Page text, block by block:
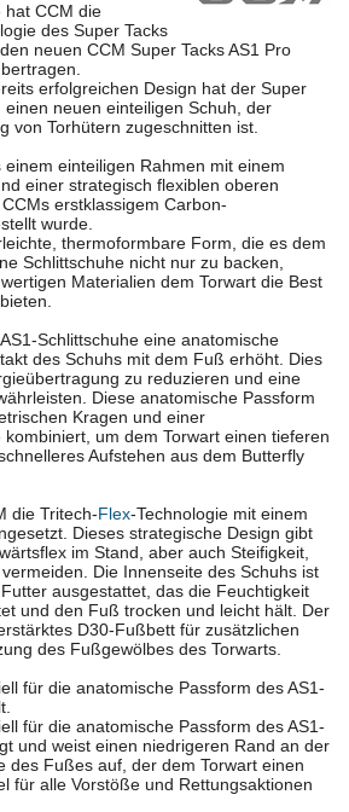
hat CCM die
des Super Tacks
neuen CCM Super Tacks AS1 Pro
erfolgreichen Design hat der Super
einen neuen einteiligen Schuh, der
von Torhütern zugeschnitten ist.
einteiligen Rahmen mit einem
einer strategisch flexiblen oberen
erstklassigem Carbon-
wurde.
thermoformbare Form, die es dem
Schlittschuhe nicht nur zu backen,
Materialien dem Torwart die Best
Schlittschuhe eine anatomische
des Schuhs mit dem Fuß erhöht. Dies
zu reduzieren und eine
Diese anatomische Passform
Kragen und einer
um dem Torwart einen tieferen
Aufstehen aus dem Butterfly
die Tritech-Flex-Technologie mit einem
Dieses strategische Design gibt
im Stand, aber auch Steifigkeit,
Die Innenseite des Schuhs ist
ausgestattet, das die Feuchtigkeit
und den Fuß trocken und leicht hält. Der
D30-Fußbett für zusätzlichen
des Fußgewölbes des Torwarts.
für die anatomische Passform des AS1-
für die anatomische Passform des AS1-
und weist einen niedrigeren Rand an der
des Fußes auf, der dem Torwart einen
für alle Vorstöße und Rettungsaktionen